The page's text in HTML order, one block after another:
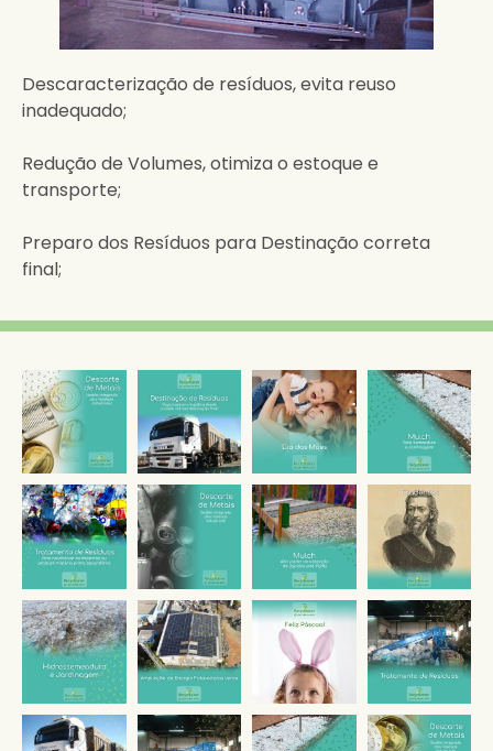
Descaracterização de resíduos, evita reuso
inadequado;
Redução de Volumes, otimiza o estoque e
transporte;
Preparo dos Resíduos para Destinação correta
final;